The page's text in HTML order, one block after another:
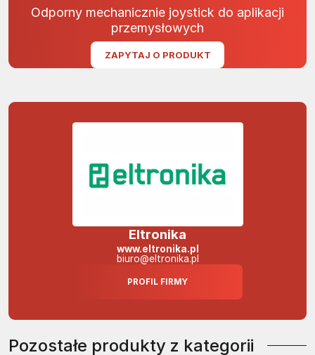
Odporny mechanicznie joystick do aplikacji
przemysłowych
ZAPYTAJ O PRODUKT
Eltronika
www.eltronika.pl
biuro@eltronika.pl
PROFIL FIRMY
Pozostałe produkty z kategorii